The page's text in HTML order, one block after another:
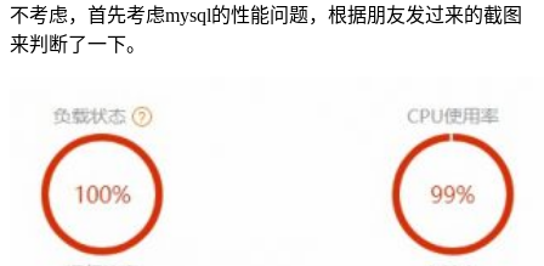
不考虑，首先考虑mysql的性能问题，根据朋友发过来的截图
来判断了一下。